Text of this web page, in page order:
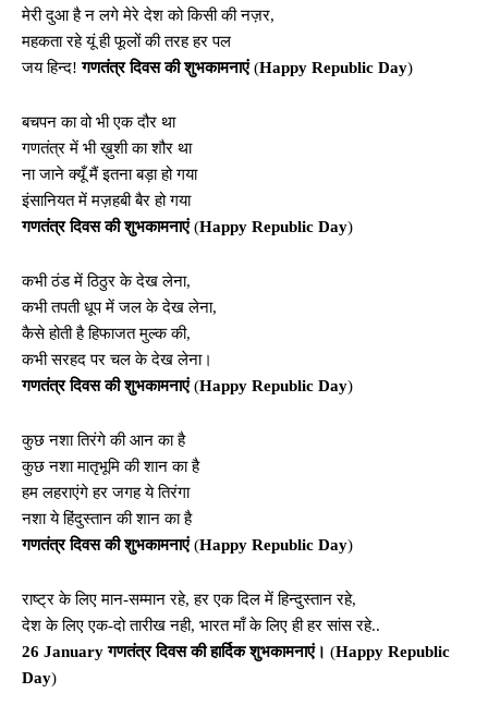
मेरी दुआ है न लगे मेरे देश को किसी की नज़र,
महकता रहे यूं ही फूलों की तरह हर पल
जय हिन्द!गणतंत्र दिवस की शुभकामनाएं(Happy Republic Day)
बचपन का वो भी एक दौर था
गणतंत्र में भी ख़ुशी का शौर था
ना जाने क्यूँ मैं इतना बड़ा हो गया
इंसानियत में मज़हबी बैर हो गया
गणतंत्र दिवस की शुभकामनाएं(Happy Republic Day)
कभी ठंड में ठिठुर के देख लेना,
कभी तपती धूप में जल के देख लेना,
कैसे होती है हिफाजत मुल्क की,
कभी सरहद पर चल के देख लेना।
गणतंत्र दिवस की शुभकामनाएं(Happy Republic Day)
कुछ नशा तिरंगे की आन का है
कुछ नशा मातृभूमि की शान का है
हम लहराएंगे हर जगह ये तिरंगा
नशा ये हिंदुस्तान की शान का है
गणतंत्र दिवस की शुभकामनाएं(Happy Republic Day)
राष्ट्र के लिए मान-सम्मान रहे, हर एक दिल में हिन्दुस्तान रहे,
देश के लिए एक-दो तारीख नही, भारत माँ के लिए ही हर सांस रहे..
26 January गणतंत्र दिवस की हार्दिक शुभकामनाएं। (Happy Republic
Day)